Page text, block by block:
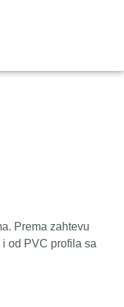
Prema zahtevu
od PVC profila sa